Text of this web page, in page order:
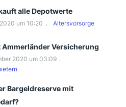
alle Depotwerte
um 10:20 Altersvorsorge
Versicherung
2020 um 03:09
Bargeldreserve mit